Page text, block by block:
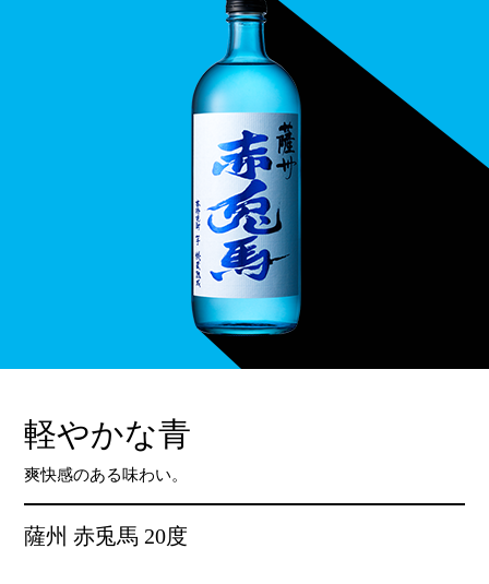
軽やかな青
爽快感のある味わい。
薩州 赤兎馬 20度